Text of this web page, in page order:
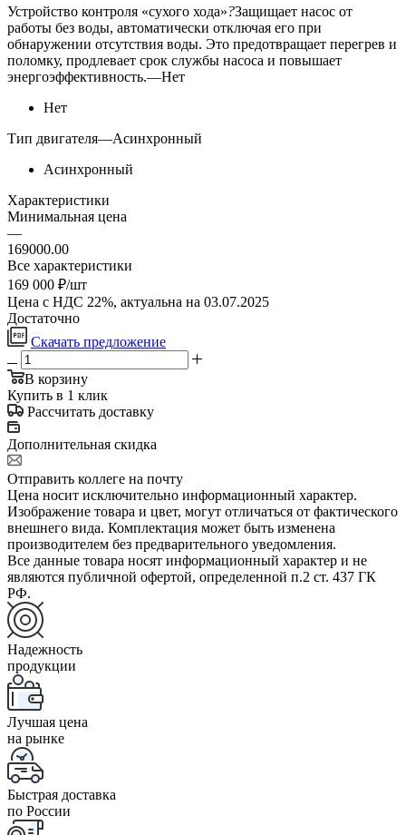
Устройство контроля «сухого хода»?Защищает насос от
работы без воды, автоматически отключая его при
обнаружении отсутствия воды. Это предотвращает перегрев и
поломку, продлевает срок службы насоса и повышает
энергоэффективность.—Нет
Нет
Тип двигателя—Асинхронный
Асинхронный
Характеристики
Минимальная цена
—
169000.00
Все характеристики
169 000 ₽/шт
Цена с НДС 22%, актуальна на 03.07.2025
Достаточно
Скачать предложение
В корзину
Купить в 1 клик
Рассчитать доставку
Дополнительная скидка
Отправить коллеге на почту
Цена носит исключительно информационный характер.
Изображение товара и цвет, могут отличаться от фактического
внешнего вида. Комплектация может быть изменена
производителем без предварительного уведомления.
Все данные товара носят информационный характер и не
являются публичной офертой, определенной п.2 ст. 437 ГК
РФ.
Надежность
продукции
Лучшая цена
на рынке
Быстрая доставка
по России